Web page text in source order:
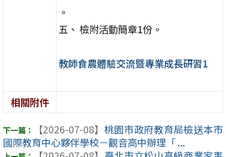
。
五、 檢附活動簡章1份。
教師食農體驗交流暨專業成長研習1
相關附件
【2026-07-08】 桃園市政府教育局檢送本市
國際教育中心夥伴學校－觀音高中辦理「 ...